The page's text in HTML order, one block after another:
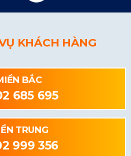
KHÁCH HÀNG
BẮC
685 695
TRUNG
999 356